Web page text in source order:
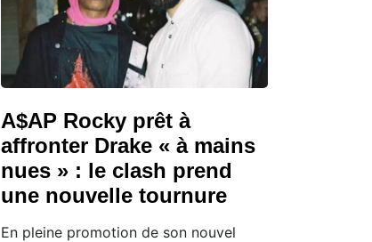
A$AP Rocky prêt à
affronter Drake « à mains
nues » : le clash prend
une nouvelle tournure
En pleine promotion de son nouvel